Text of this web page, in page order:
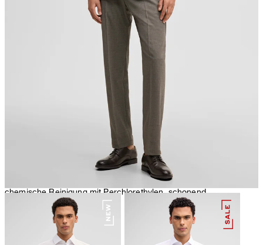
Bügeln bei geringer Temperatur
chemische Reinigung mit Perchlorethylen, schonend